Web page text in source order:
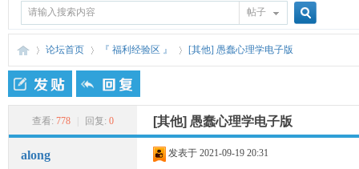
帖子
搜
索
»
论坛首页
›
『 福利经验区 』
›
[其他] 愚蠢心理学电子版
查看: 778 回复: 0 [其他] 愚蠢心理学电子版
along 发表于 2021-09-19 20:31